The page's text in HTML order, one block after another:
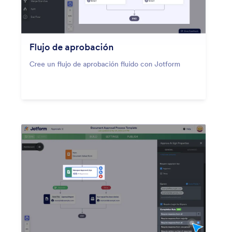
Flujo de aprobación
Cree un flujo de aprobación fluido con Jotform